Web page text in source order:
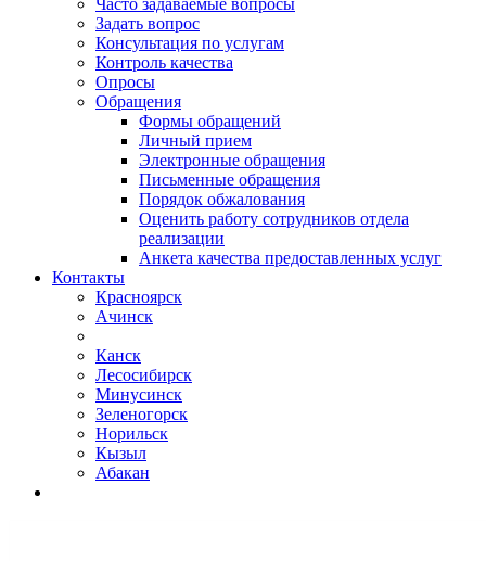
Задать вопрос
Консультация по услугам
Контроль качества
Опросы
Обращения
Формы обращений
Личный прием
Электронные обращения
Письменные обращения
Порядок обжалования
Оценить работу сотрудников отдела
реализации
Анкета качества предоставленных услуг
Контакты
Красноярск
Ачинск
Канск
Лесосибирск
Минусинск
Зеленогорск
Норильск
Кызыл
Абакан